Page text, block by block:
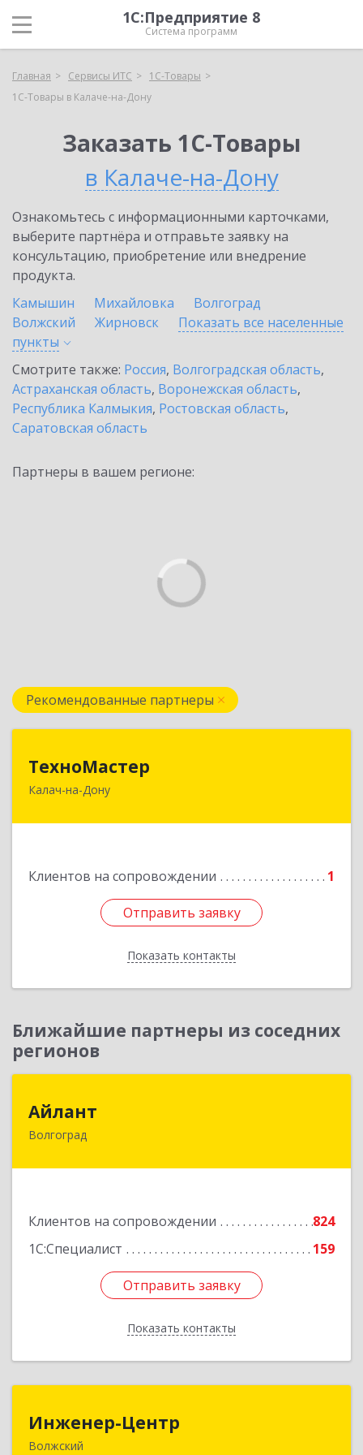
1С:Предприятие 8
Система программ
Главная Сервисы ИТС
1С-Товары
1С-Товары в Калаче-на-Дону
Заказать 1С-Товары
в Калаче-на-Дону
Ознакомьтесь с информационными карточками,
выберите партнёра и отправьте заявку на
консультацию, приобретение или внедрение
продукта.
Камышин
Михайловка
Волгоград
Волжский
Жирновск
Показать все населенные
пункты
Смотрите также: Россия, Волгоградская область,
Астраханская область, Воронежская область,
Республика Калмыкия, Ростовская область,
Саратовская область
Партнеры в вашем регионе:
Рекомендованные партнеры
ТехноМастер
Калач-на-Дону
Клиентов на сопровождении 1
Отправить заявку
Показать контакты
404503, Волгоградская обл, Калач-на-Дону г,
Отправить заявку
Назад
Ближайшие партнеры из соседних
регионов
Айлант
Волгоград
Клиентов на сопровождении
824
1С:Специалист
159
Отправить заявку
Показать контакты
400001, Волгоградская обл, Волгоград г, им
Отправить заявку
Назад
Инженер-Центр
Волжский404120, Волгоградская обл, Волжский г, им